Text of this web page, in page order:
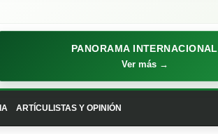
PANORAMA INTERNACIONAL
Ver más →
ARTÍCULISTAS Y OPINIÓN